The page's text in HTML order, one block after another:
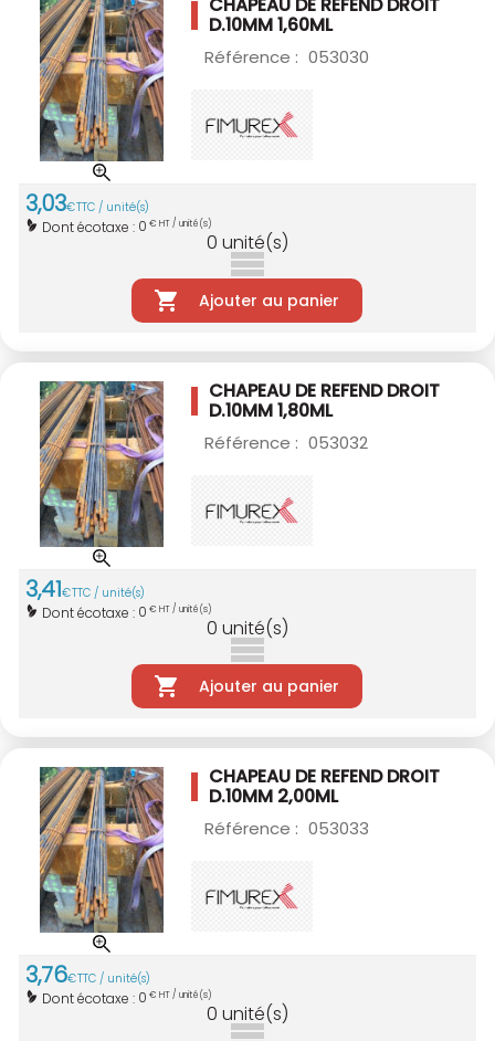
CHAPEAU DE REFEND DROIT
D.10MM 1,60ML
Référence : 053030
3,03€TTC / unité(s)
Dont écotaxe : 0 € HT / unité(s)
0 unité(s)
Ajouter au panier
CHAPEAU DE REFEND DROIT
D.10MM 1,80ML
Référence : 053032
3,41€TTC / unité(s)
Dont écotaxe : 0 € HT / unité(s)
0 unité(s)
Ajouter au panier
CHAPEAU DE REFEND DROIT
D.10MM 2,00ML
Référence : 053033
3,76€TTC / unité(s)
Dont écotaxe : 0 € HT / unité(s)
0 unité(s)